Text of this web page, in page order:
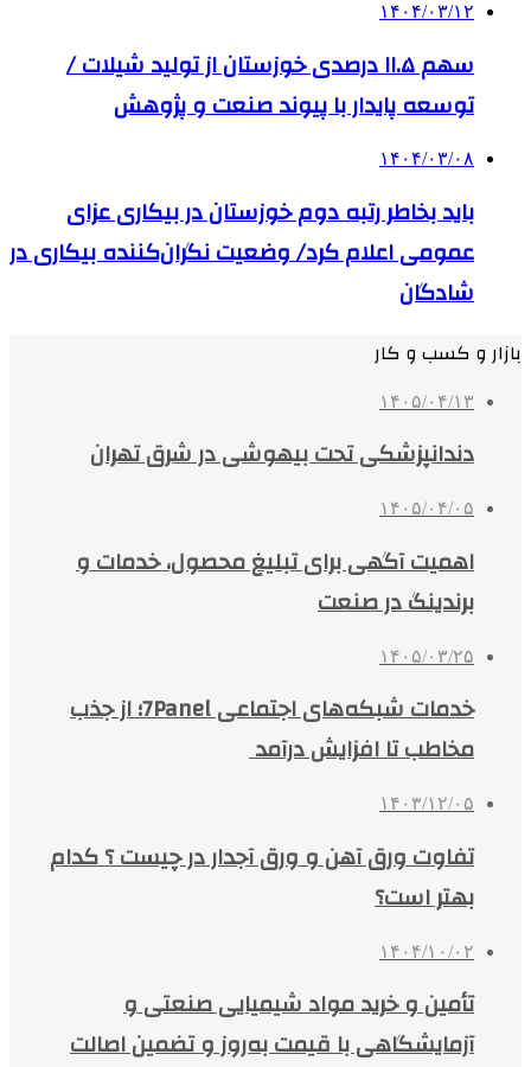
۱۴۰۴/۰۳/۱۲
سهم ۱۱.۵ درصدی خوزستان از تولید شیلات /
توسعه پایدار با پیوند صنعت و پژوهش
۱۴۰۴/۰۳/۰۸
باید بخاطر رتبه دوم خوزستان در بیکاری عزای
عمومی اعلام کرد/ وضعیت نگران‌کننده بیکاری در
شادگان
بازار و کسب و کار
۱۴۰۵/۰۴/۱۳
دندانپزشکی تحت بیهوشی در شرق تهران
۱۴۰۵/۰۴/۰۵
اهمیت آگهی برای تبلیغ محصول، خدمات و
برندینگ در صنعت
۱۴۰۵/۰۳/۲۵
خدمات شبکه‌های اجتماعی 7Panel؛ از جذب
مخاطب تا افزایش درآمد
۱۴۰۳/۱۲/۰۵
تفاوت ورق آهن و ورق آجدار در چیست ؟ کدام
بهتر است؟
۱۴۰۴/۱۰/۰۲
تأمین و خرید مواد شیمیایی صنعتی و
آزمایشگاهی با قیمت به‌روز و تضمین اصالت